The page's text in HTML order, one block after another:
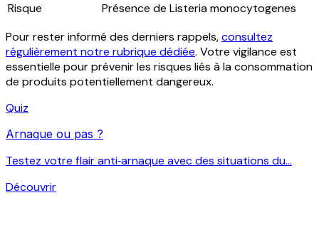
Risque
Présence de Listeria monocytogenes
Pour rester informé des derniers rappels,consultez
régulièrement notre rubrique dédiée. Votre vigilance est
essentielle pour prévenir les risques liés à la consommation
de produits potentiellement dangereux.
Quiz
Arnaque ou pas ?
Testez votre flair anti‑arnaque avec des situations du...
Découvrir